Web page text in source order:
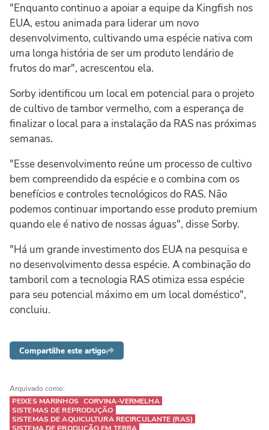
"Enquanto continuo a apoiar a equipe da Kingfish nos
EUA, estou animada para liderar um novo
desenvolvimento, cultivando uma espécie nativa com
uma longa história de ser um produto lendário de
frutos do mar", acrescentou ela.
Sorby identificou um local em potencial para o projeto
de cultivo de tambor vermelho, com a esperança de
finalizar o local para a instalação da RAS nas próximas
semanas.
"Esse desenvolvimento reúne um processo de cultivo
bem compreendido da espécie e o combina com os
benefícios e controles tecnológicos do RAS. Não
podemos continuar importando esse produto premium
quando ele é nativo de nossas águas", disse Sorby.
"Há um grande investimento dos EUA na pesquisa e
no desenvolvimento dessa espécie. A combinação do
tamboril com a tecnologia RAS otimiza essa espécie
para seu potencial máximo em um local doméstico",
concluiu.
Compartilhe este artigo
Arquivado como:
PEIXES MARINHOS CORVINA-VERMELHA
SISTEMAS DE REPRODUÇÃO
SISTEMAS DE AQUICULTURA RECIRCULANTE (RAS)